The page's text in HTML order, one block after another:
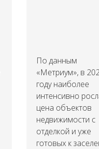
По данным
«Метриум», в
году наиболее
интенсивно
цена объектов
недвижимости с
отделкой и уже
готовых к